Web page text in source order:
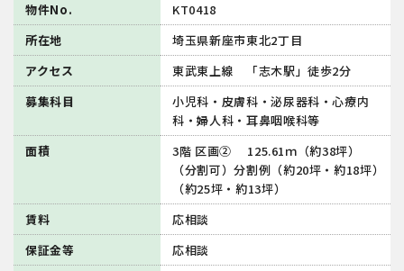
物件No.
KT0418
所在地
埼玉県新座市東北2丁目
アクセス
東武東上線 「志木駅」徒歩2分
募集科目
小児科・皮膚科・泌尿器科・心療内
科・婦人科・耳鼻咽喉科等
面積
3階 区画② 125.61ｍ（約38坪）
（分割可）分割例（約20坪・約18坪）
（約25坪・約13坪）
賃料
応相談
保証金等
応相談